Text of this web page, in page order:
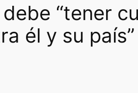
“tener
él y su país”